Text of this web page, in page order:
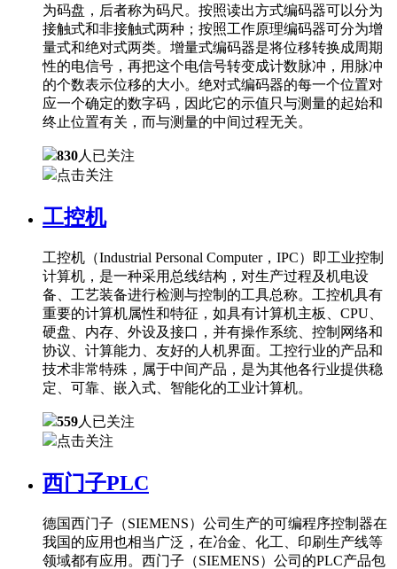
为码盘，后者称为码尺。按照读出方式编码器可以分为
接触式和非接触式两种；按照工作原理编码器可分为增
量式和绝对式两类。增量式编码器是将位移转换成周期
性的电信号，再把这个电信号转变成计数脉冲，用脉冲
的个数表示位移的大小。绝对式编码器的每一个位置对
应一个确定的数字码，因此它的示值只与测量的起始和
终止位置有关，而与测量的中间过程无关。
830人已关注
点击关注
工控机
工控机（Industrial Personal Computer，IPC）即工业控制
计算机，是一种采用总线结构，对生产过程及机电设
备、工艺装备进行检测与控制的工具总称。工控机具有
重要的计算机属性和特征，如具有计算机主板、CPU、
硬盘、内存、外设及接口，并有操作系统、控制网络和
协议、计算能力、友好的人机界面。工控行业的产品和
技术非常特殊，属于中间产品，是为其他各行业提供稳
定、可靠、嵌入式、智能化的工业计算机。
559人已关注
点击关注
西门子PLC
德国西门子（SIEMENS）公司生产的可编程序控制器在
我国的应用也相当广泛，在冶金、化工、印刷生产线等
领域都有应用。西门子（SIEMENS）公司的PLC产品包